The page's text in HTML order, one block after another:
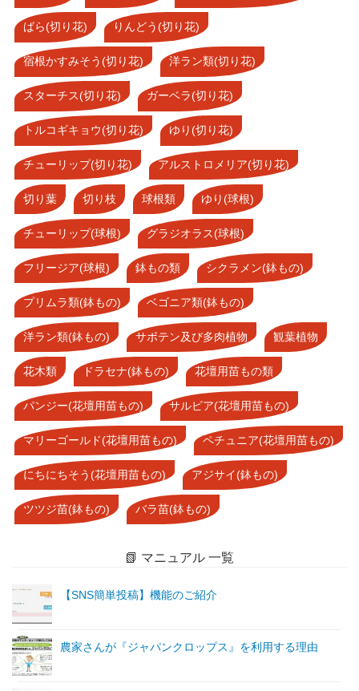
ばら(切り花) りんどう(切り花)
宿根かすみそう(切り花) 洋ラン類(切り花)
スターチス(切り花) ガーベラ(切り花)
トルコギキョウ(切り花) ゆり(切り花)
チューリップ(切り花) アルストロメリア(切り花)
切り葉 切り枝 球根類 ゆり(球根)
チューリップ(球根) グラジオラス(球根)
フリージア(球根) 鉢もの類 シクラメン(鉢もの)
プリムラ類(鉢もの) ベゴニア類(鉢もの)
洋ラン類(鉢もの) サボテン及び多肉植物 観葉植物
花木類 ドラセナ(鉢もの) 花壇用苗もの類
パンジー(花壇用苗もの) サルビア(花壇用苗もの)
マリーゴールド(花壇用苗もの) ペチュニア(花壇用苗もの)
にちにちそう(花壇用苗もの) アジサイ(鉢もの)
ツツジ苗(鉢もの) バラ苗(鉢もの)
📗 マニュアル 一覧
【SNS簡単投稿】機能のご紹介
農家さんが『ジャパンクロップス』を利用する理由